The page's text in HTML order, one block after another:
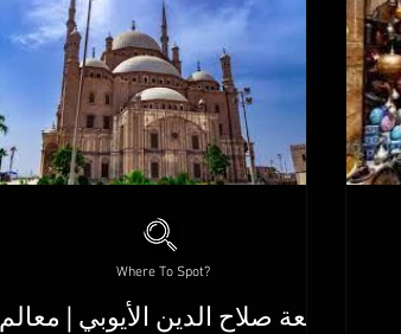
قلعة صلاح الدين الأيوبي | معالم
Where To Spot?